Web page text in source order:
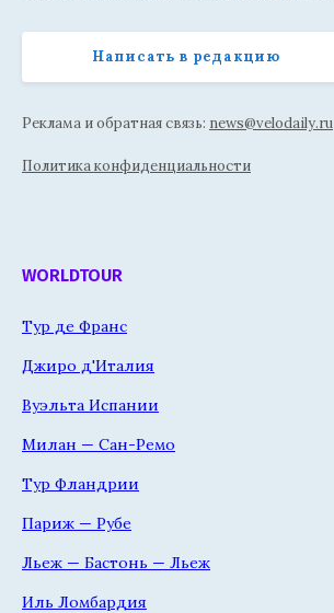
Написать в редакцию
Реклама и обратная связь: news@velodaily.ru
Политика конфиденциальности
WORLDTOUR
Тур де Франс
Джиро д'Италия
Вуэльта Испании
Милан — Сан-Ремо
Тур Фландрии
Париж — Рубе
Льеж — Бастонь — Льеж
Иль Ломбардия